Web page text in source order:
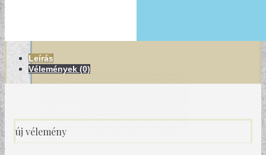
Leírás
Vélemények (0)
új vélemény